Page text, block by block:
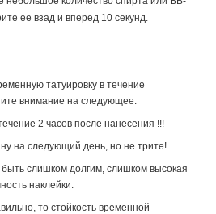
ее взад и вперед 10 секунд.
татуировку в течение
внимание на следующее:
2 часов после нанесения !!!
на следующий день, но не трите!
слишком долгим, слишком высокая
наклейки.
то стойкость временной